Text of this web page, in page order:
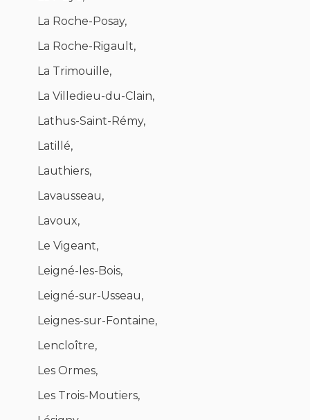
La Roche-Posay,
La Roche-Rigault,
La Trimouille,
La Villedieu-du-Clain,
Lathus-Saint-Rémy,
Latillé,
Lauthiers,
Lavausseau,
Lavoux,
Le Vigeant,
Leigné-les-Bois,
Leigné-sur-Usseau,
Leignes-sur-Fontaine,
Lencloître,
Les Ormes,
Les Trois-Moutiers,